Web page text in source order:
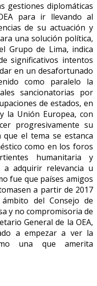
gestiones diplomáticas
para ir llevando al
de su actuación y
una solución política,
Grupo de Lima, indica
significativos intentos
en un desafortunado
como paralelo la
sancionatorias por
de estados, en
la Unión Europea, con
progresivamente su
que el tema se estanca
como en los foros
humanitaria y
a adquirir relevancia u
fue que países amigos
a partir de 2017
del Consejo de
y no compromisoria de
General de la OEA,
a empezar a ver la
una que amerita